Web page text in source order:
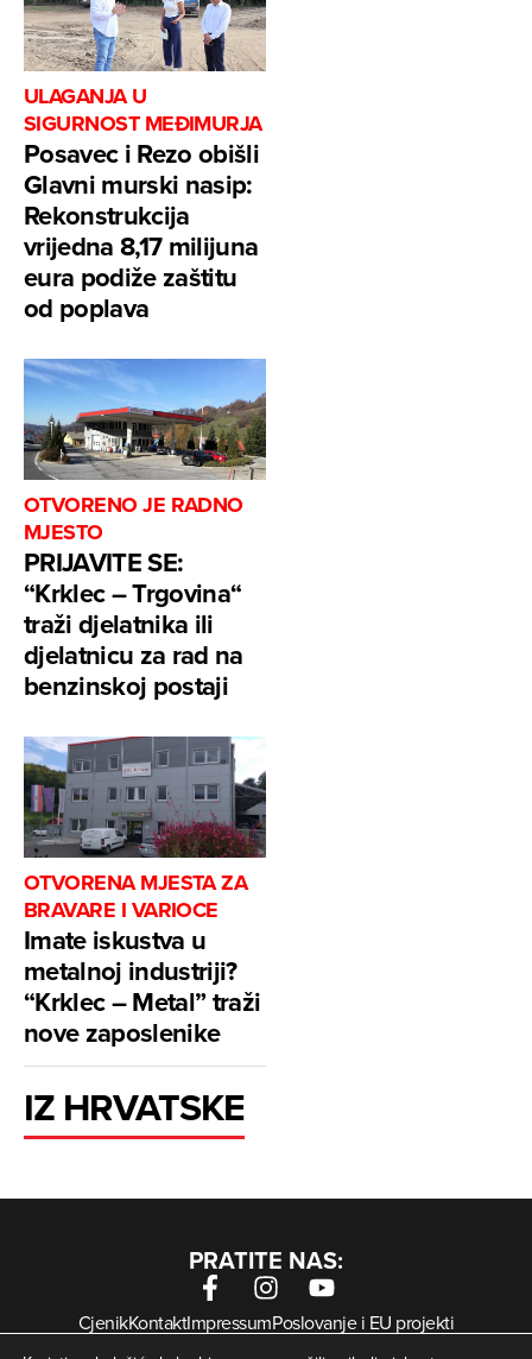
ULAGANJA U
SIGURNOST MEĐIMURJA
Posavec i Rezo obišli
Glavni murski nasip:
Rekonstrukcija
vrijedna 8,17 milijuna
eura podiže zaštitu
od poplava
OTVORENO JE RADNO
MJESTO
PRIJAVITE SE:
“Krklec – Trgovina“
traži djelatnika ili
djelatnicu za rad na
benzinskoj postaji
OTVORENA MJESTA ZA
BRAVARE I VARIOCE
Imate iskustva u
metalnoj industriji?
“Krklec – Metal” traži
nove zaposlenike
IZ HRVATSKE
PRATITE NAS:
CjenikKontaktImpressumPoslovanje i EU projekti
Arhiva digitalnih novina
Uvjeti korištenjaZaštita privatnosti